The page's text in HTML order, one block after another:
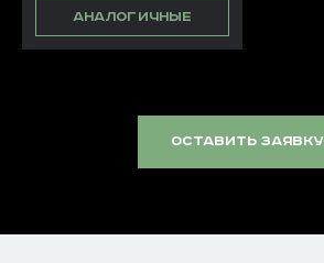
АНАЛОГИЧНЫЕ
оставить заявку